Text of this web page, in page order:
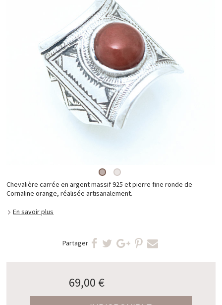
Chevalière carrée en argent massif 925 et pierre fine ronde de
Cornaline orange, réalisée artisanalement.
En savoir plus
Partager
69,00 €